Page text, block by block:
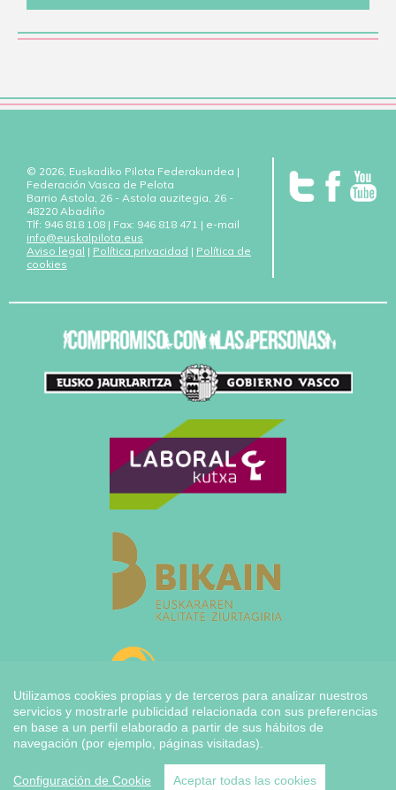
© 2026, Euskadiko Pilota Federakundea |
Federación Vasca de Pelota
Barrio Astola, 26 - Astola auzitegia, 26 -
48220 Abadiño
Tlf: 946 818 108 | Fax: 946 818 471 | e-mail
info@euskalpilota.eus
Aviso legal | Política privacidad | Política de
cookies
Utilizamos cookies propias y de terceros para analizar nuestros
servicios y mostrarle publicidad relacionada con sus preferencias
en base a un perfil elaborado a partir de sus hábitos de
navegación (por ejemplo, páginas visitadas).
Configuración de Cookie Aceptar todas las cookies